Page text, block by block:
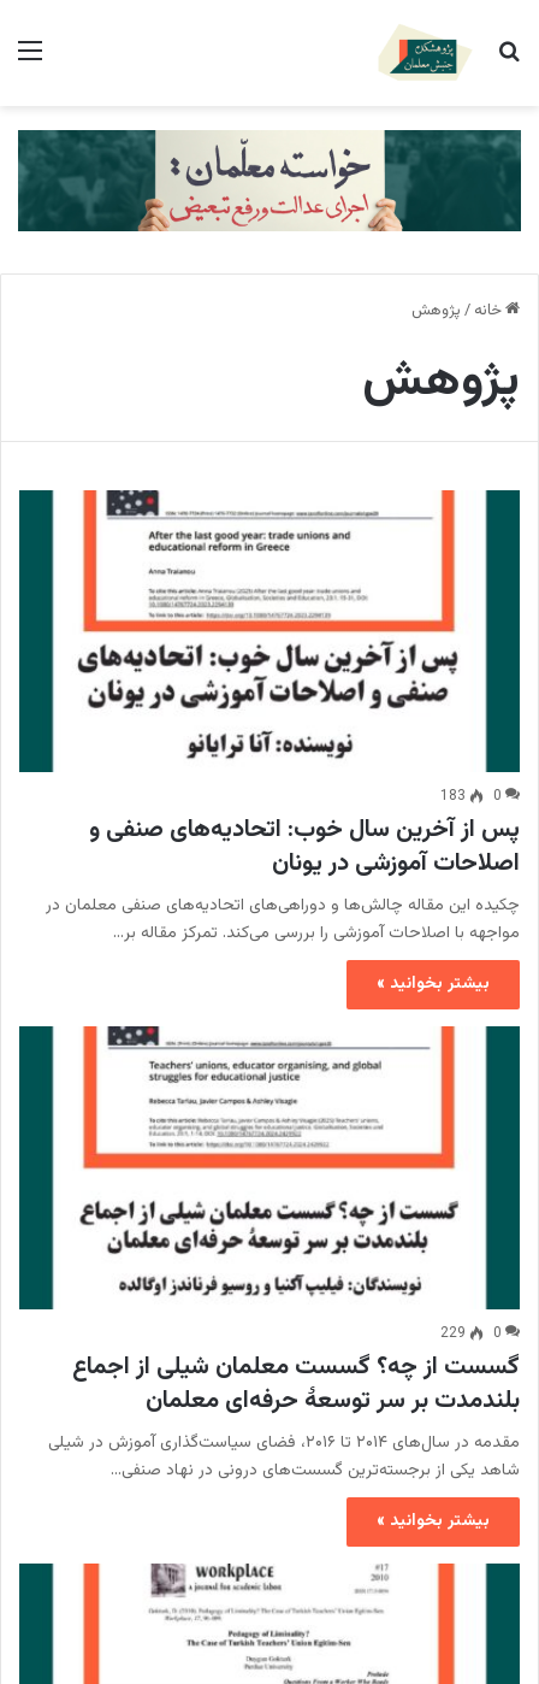
جستجو برای
خانه / پژوهش
پژوهش
0
183
پس از آخرین سال خوب: اتحادیه‌های صنفی و
اصلاحات آموزشی در یونان
چکیده این مقاله چالش‌ها و دوراهی‌های اتحادیه‌های صنفی معلمان در
مواجهه با اصلاحات آموزشی را بررسی می‌کند. تمرکز مقاله بر…
بیشتر بخوانید »
0
229
گسست از چه؟ گسست معلمان شیلی از اجماع
بلندمدت بر سر توسعۀ حرفه‌ای معلمان
مقدمه در سال‌های ۲۰۱۴ تا ۲۰۱۶، فضای سیاست‌گذاری آموزش در شیلی
شاهد یکی از برجسته‌ترین گسست‌های درونی در نهاد صنفی…
بیشتر بخوانید »